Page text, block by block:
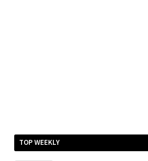
TOP WEEKLY